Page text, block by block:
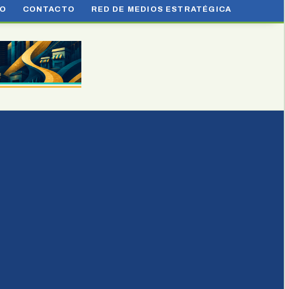
CONTACTO RED DE MEDIOS ESTRATÉGICA